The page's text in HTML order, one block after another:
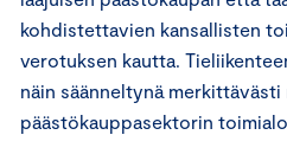
kohdistettavien kansallisten
verotuksen kautta.
näin säänneltynä merkittävästi
päästökauppasektorin